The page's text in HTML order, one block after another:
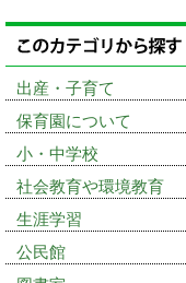
出産・子育て
保育園について
小・中学校
社会教育や環境教育
生涯学習
公民館